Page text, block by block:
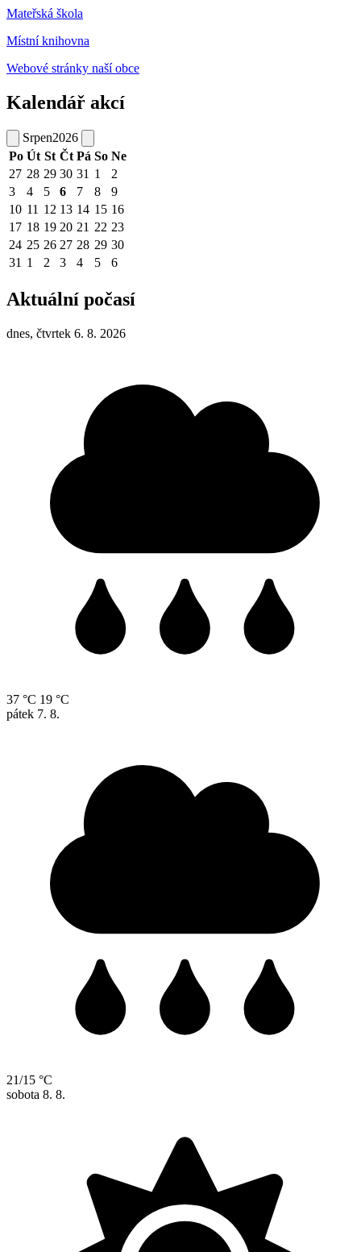
Mateřská škola
Místní knihovna
Webové stránky naší obce
Kalendář akcí
Srpen2026
Po Út St Čt Pá So Ne
27 28 29 30 31 1
2
3
4 5 6 7 8
9
10 11 12 13 14 15 16
17 18 19 20 21 22 23
24 25 26 27 28 29 30
31 1 2 3 4 5 6
Aktuální počasí
dnes, čtvrtek 6. 8. 2026
37 °C 19 °C
pátek 7. 8.
21/15 °C
sobota 8. 8.